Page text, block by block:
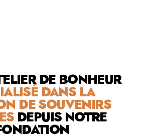
DE BONHEUR
DANS LA
DE SOUVENIRS
DEPUIS NOTRE